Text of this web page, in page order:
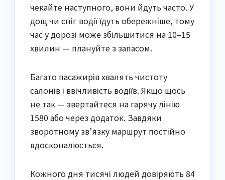
чекайте наступного, вони йдуть часто. У
дощ чи сніг водії їдуть обережніше, тому
час у дорозі може збільшитися на 10–15
хвилин — плануйте з запасом.
Багато пасажирів хвалять чистоту
салонів і ввічливість водіїв. Якщо щось
не так — звертайтеся на гарячу лінію
1580 або через додаток. Завдяки
зворотному зв’язку маршрут постійно
вдосконалюється.
Кожного дня тисячі людей довіряють 84